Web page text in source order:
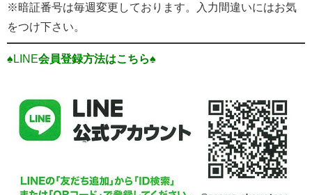
※暗証番号は毎週変更しております。入力間違いにはお気
をつけ下さい。
♠LINE会員登録方法はこちら♠